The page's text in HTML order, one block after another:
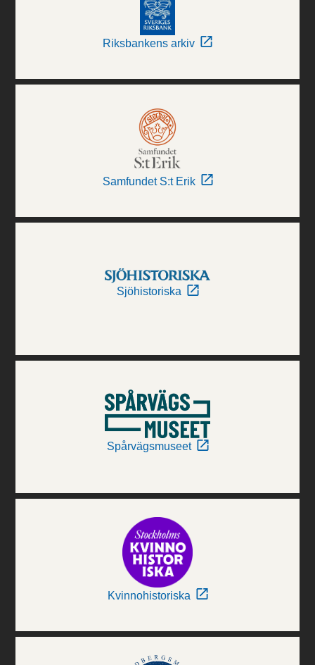
Riksbankens arkiv
Samfundet S:t Erik
Sjöhistoriska
Spårvägsmuseet
Kvinnohistoriska